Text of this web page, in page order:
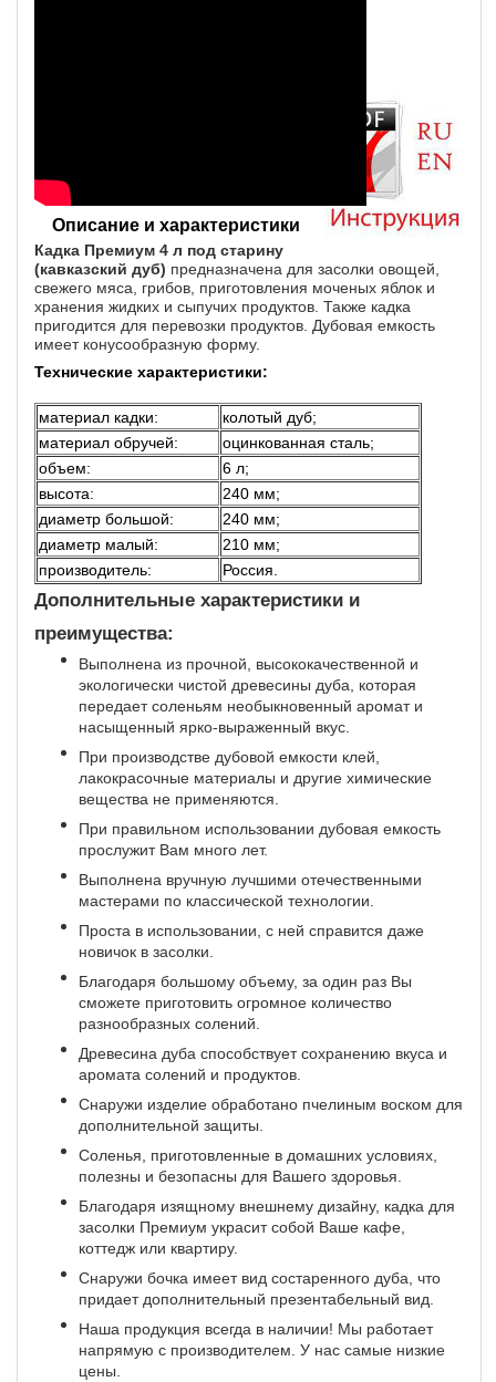
Описание и характеристики
Кадка Премиум 4 л под старину
(кавказский дуб) предназначена для засолки овощей,
свежего мяса, грибов, приготовления моченых яблок и
хранения жидких и сыпучих продуктов. Также кадка
пригодится для перевозки продуктов. Дубовая емкость
имеет конусообразную форму.
Технические характеристики:
материал кадки:
колотый дуб;
материал обручей:
оцинкованная сталь;
объем:
6 л;
высота:
240 мм;
диаметр большой:
240 мм;
диаметр малый:
210 мм;
производитель:
Россия.
Дополнительные характеристики и
преимущества:
Выполнена из прочной, высококачественной и
экологически чистой древесины дуба, которая
передает соленьям необыкновенный аромат и
насыщенный ярко-выраженный вкус.
При производстве дубовой емкости клей,
лакокрасочные материалы и другие химические
вещества не применяются.
При правильном использовании дубовая емкость
прослужит Вам много лет.
Выполнена вручную лучшими отечественными
мастерами по классической технологии.
Проста в использовании, с ней справится даже
новичок в засолки.
Благодаря большому объему, за один раз Вы
сможете приготовить огромное количество
разнообразных солений.
Древесина дуба способствует сохранению вкуса и
аромата солений и продуктов.
Снаружи изделие обработано пчелиным воском для
дополнительной защиты.
Соленья, приготовленные в домашних условиях,
полезны и безопасны для Вашего здоровья.
Благодаря изящному внешнему дизайну, кадка для
засолки Премиум украсит собой Ваше кафе,
коттедж или квартиру.
Снаружи бочка имеет вид состаренного дуба, что
придает дополнительный презентабельный вид.
Наша продукция всегда в наличии! Мы работает
напрямую с производителем. У нас самые низкие
цены.